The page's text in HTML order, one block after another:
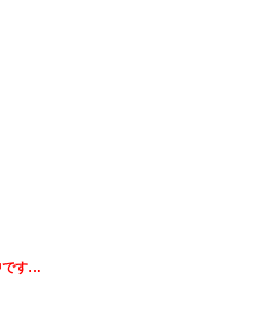
です…